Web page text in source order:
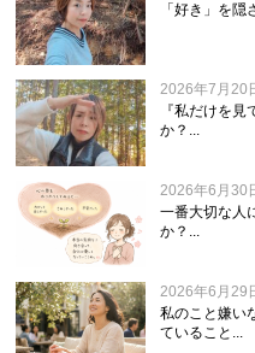
「好き」を隠
2026年7月20
『私だけを
か？...
2026年6月30
一番大切な人
か？...
2026年6月29
私のこと嫌い
ていること...